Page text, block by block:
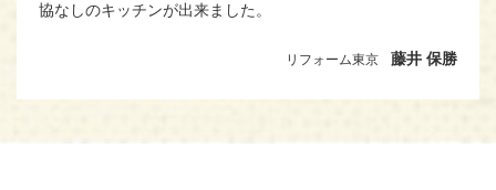
協なしのキッチンが出来ました。
リフォーム東京 藤井 保勝